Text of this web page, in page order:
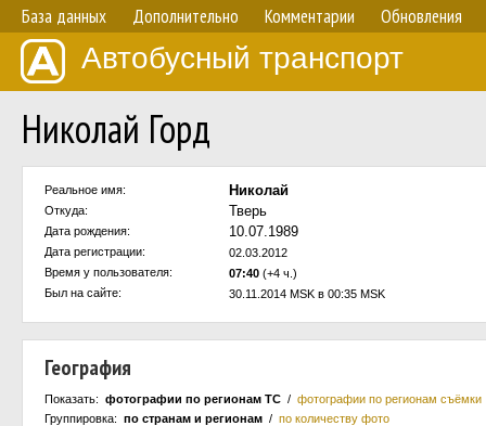
База данных Дополнительно Комментарии Обновления
Автобусный транспорт
Николай Горд
Реальное имя: Николай
Откуда: Тверь
Дата рождения: 10.07.1989
Дата регистрации:
02.03.2012
Время у пользователя:
07:40 (+4 ч.)
Был на сайте:
30.11.2014 MSK в 00:35 MSK
География
Показать: фотографии по регионам ТС / фотографии по регионам съёмки
Группировка: по странам и регионам / по количеству фото